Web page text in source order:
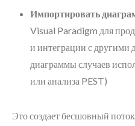
Импортировать
Visual Paradigm для
и интеграции с другими
диаграммы случаев
или анализа PEST)
Это создает бесшовный